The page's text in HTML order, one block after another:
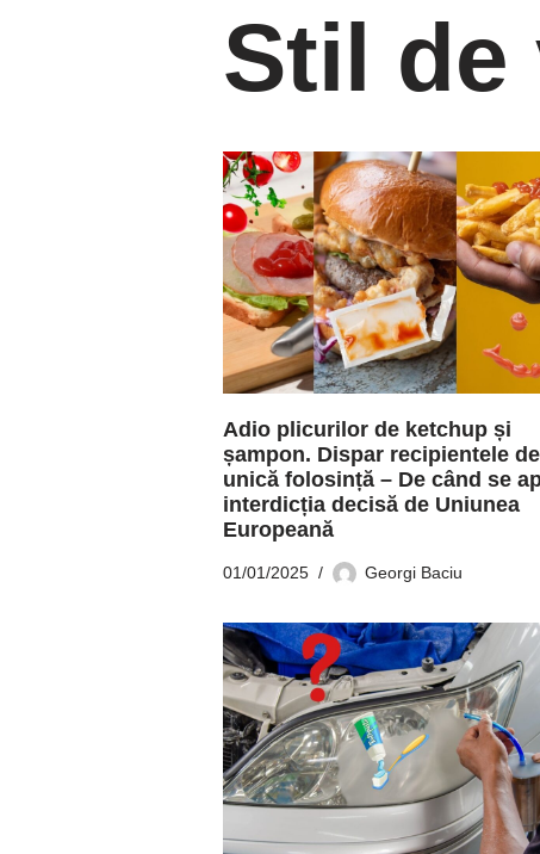
Stil de
Adio plicurilor de ketchup și
șampon. Dispar recipientele de
unică folosință – De când se
interdicția decisă de Uniunea
Europeană
01/01/2025 Georgi Baciu